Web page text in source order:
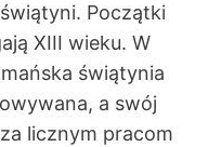
Początki
XIII wieku. W
świątynia
a swój
licznym pracom